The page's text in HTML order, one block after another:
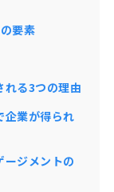
要素
れる3つの理由
企業が得られ
ージメントの